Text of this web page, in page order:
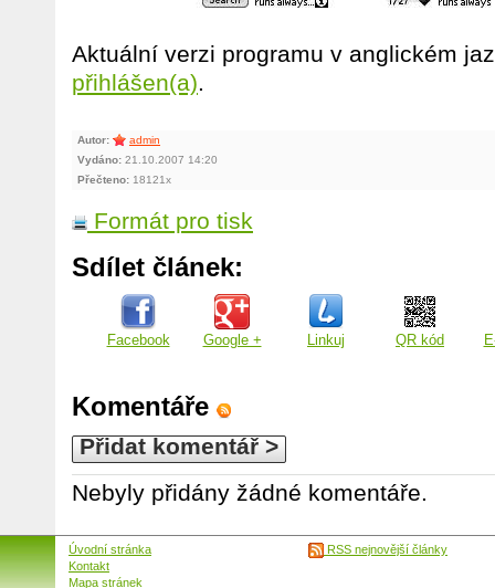
Aktuální verzi programu v anglickém
přihlášen(a).
Autor:
admin
Vydáno: 21.10.2007 14:20
Přečteno: 18121x
Formát pro tisk
Sdílet článek:
Facebook Google + Linkuj QR kód
Komentáře
Přidat komentář >
Nebyly přidány žádné komentáře.
Úvodní stránka
Kontakt
Mapa stránek
RSS nejnovější články